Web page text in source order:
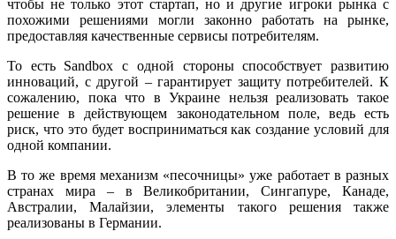
чтобы не только этот стартап, но и другие игроки рынка с
похожими решениями могли законно работать на рынке,
предоставляя качественные сервисы потребителям.
То есть Sandbox с одной стороны способствует развитию
инноваций, с другой – гарантирует защиту потребителей. К
сожалению, пока что в Украине нельзя реализовать такое
решение в действующем законодательном поле, ведь есть
риск, что это будет восприниматься как создание условий для
одной компании.
В то же время механизм «песочницы» уже работает в разных
странах мира – в Великобритании, Сингапуре, Канаде,
Австралии, Малайзии, элементы такого решения также
реализованы в Германии.